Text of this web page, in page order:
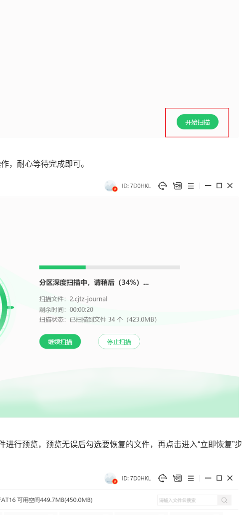
，耐心等待完成即可。
进行预览，预览无误后勾选要恢复的文件，再点击进入“立即恢复”步